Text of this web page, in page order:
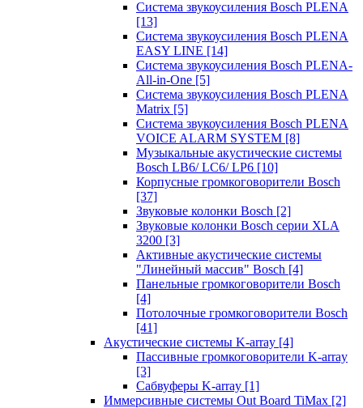
Система звукоусиления Bosch PLENA
[13]
Система звукоусиления Bosch PLENA
EASY LINE [14]
Система звукоусиления Bosch PLENA-
All-in-One [5]
Система звукоусиления Bosch PLENA
Matrix [5]
Система звукоусиления Bosch PLENA
VOICE ALARM SYSTEM [8]
Музыкальные акустические системы
Bosch LB6/ LC6/ LP6 [10]
Корпусные громкоговорители Bosch
[37]
Звуковые колонки Bosch [2]
Звуковые колонки Bosch серии XLA
3200 [3]
Активные акустические системы
"Линейный массив" Bosch [4]
Панельные громкоговорители Bosch
[4]
Потолочные громкоговорители Bosch
[41]
Акустические системы K-array [4]
Пассивные громкоговорители K-array
[3]
Сабвуферы K-array [1]
Иммерсивные системы Out Board TiMax [2]